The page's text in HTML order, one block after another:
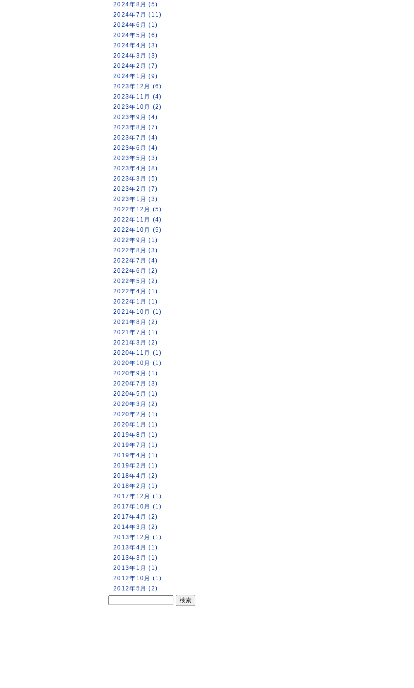
2024年8月 (5)
2024年7月 (11)
2024年6月 (1)
2024年5月 (6)
2024年4月 (3)
2024年3月 (3)
2024年2月 (7)
2024年1月 (9)
2023年12月 (6)
2023年11月 (4)
2023年10月 (2)
2023年9月 (4)
2023年8月 (7)
2023年7月 (4)
2023年6月 (4)
2023年5月 (3)
2023年4月 (8)
2023年3月 (5)
2023年2月 (7)
2023年1月 (3)
2022年12月 (5)
2022年11月 (4)
2022年10月 (5)
2022年9月 (1)
2022年8月 (3)
2022年7月 (4)
2022年6月 (2)
2022年5月 (2)
2022年4月 (1)
2022年1月 (1)
2021年10月 (1)
2021年8月 (2)
2021年7月 (1)
2021年3月 (2)
2020年11月 (1)
2020年10月 (1)
2020年9月 (1)
2020年7月 (3)
2020年5月 (1)
2020年3月 (2)
2020年2月 (1)
2020年1月 (1)
2019年8月 (1)
2019年7月 (1)
2019年4月 (1)
2019年2月 (1)
2018年4月 (2)
2018年2月 (1)
2017年12月 (1)
2017年10月 (1)
2017年4月 (2)
2014年3月 (2)
2013年12月 (1)
2013年4月 (1)
2013年3月 (1)
2013年1月 (1)
2012年10月 (1)
2012年5月 (2)